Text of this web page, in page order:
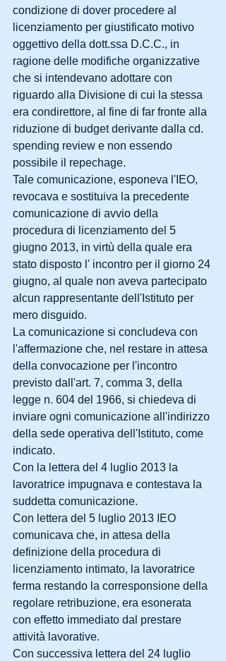
condizione di dover procedere al
licenziamento per giustificato motivo
oggettivo della dott.ssa D.C.C., in
ragione delle modifiche organizzative
che si intendevano adottare con
riguardo alla Divisione di cui la stessa
era condirettore, al fine di far fronte alla
riduzione di budget derivante dalla cd.
spending review e non essendo
possibile il repechage.
Tale comunicazione, esponeva l'IEO,
revocava e sostituiva la precedente
comunicazione di avvio della
procedura di licenziamento del 5
giugno 2013, in virtù della quale era
stato disposto l' incontro per il giorno 24
giugno, al quale non aveva partecipato
alcun rappresentante dell'Istituto per
mero disguido.
La comunicazione si concludeva con
l'affermazione che, nel restare in attesa
della convocazione per l'incontro
previsto dall'art. 7, comma 3, della
legge n. 604 del 1966, si chiedeva di
inviare ogni comunicazione all'indirizzo
della sede operativa dell'Istituto, come
indicato.
Con la lettera del 4 luglio 2013 la
lavoratrice impugnava e contestava la
suddetta comunicazione.
Con lettera del 5 luglio 2013 IEO
comunicava che, in attesa della
definizione della procedura di
licenziamento intimato, la lavoratrice
ferma restando la corresponsione della
regolare retribuzione, era esonerata
con effetto immediato dal prestare
attività lavorative.
Con successiva lettera del 24 luglio